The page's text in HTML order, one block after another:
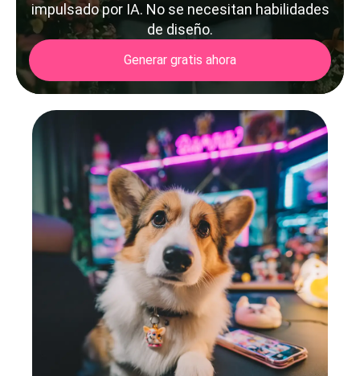
impulsado por IA. No se necesitan habilidades
de diseño.
Generar gratis ahora